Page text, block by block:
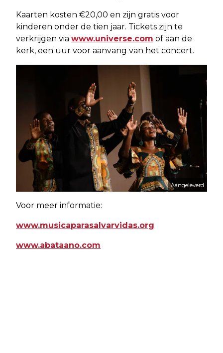
Kaarten kosten €20,00 en zijn gratis voor
kinderen onder de tien jaar. Tickets zijn te
verkrijgen via www.universe.com of aan de
kerk, een uur voor aanvang van het concert.
Aangeleverd
Voor meer informatie:
www.musicaparasalvarvidas.org
www.abataano.com